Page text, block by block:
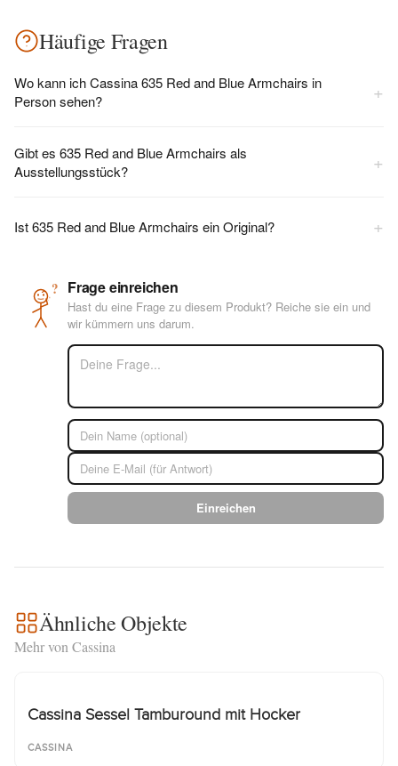
Häufige Fragen
Wo kann ich Cassina 635 Red and Blue Armchairs in
Person sehen?
+
Gibt es 635 Red and Blue Armchairs als
Ausstellungsstück?
+
Ist 635 Red and Blue Armchairs ein Original? +
? Frage einreichen
Hast du eine Frage zu diesem Produkt? Reiche sie ein und
wir kümmern uns darum.
Einreichen
Ähnliche Objekte
Mehr von Cassina
Cassina Sessel Tamburound mit Hocker
CASSINA